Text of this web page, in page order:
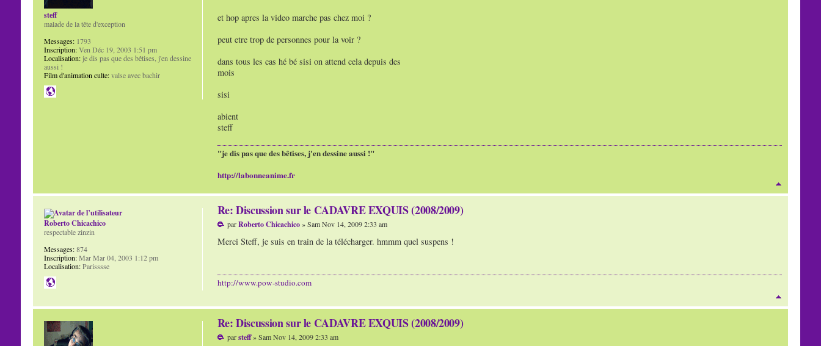
et hop apres la video marche pas chez moi ?
peut etre trop de personnes pour la voir ?
dans tous les cas hé bé sisi on attend cela depuis des
mois
sisi
abient
steff
"je dis pas que des bêtises, j'en dessine aussi !"
http://labonneanime.fr
steff
malade de la tête d'exception
Messages:1793
Inscription:Ven Déc 19, 2003 1:51 pm
Localisation:je dis pas que des bêtises, j'en dessine
aussi !
Film d'animation culte:valse avec bachir
Re: Discussion sur le CADAVRE EXQUIS (2008/2009)
parRoberto Chicachico» Sam Nov 14, 2009 2:33 am
Merci Steff, je suis en train de la télécharger. hmmm quel suspens !
http://www.pow-studio.com
Roberto Chicachico
respectable zinzin
Messages:874
Inscription:Mar Mar 04, 2003 1:12 pm
Localisation:Parisssse
Re: Discussion sur le CADAVRE EXQUIS (2008/2009)
parsteff» Sam Nov 14, 2009 2:33 am